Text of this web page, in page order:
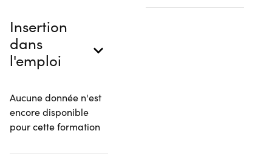
Insertion
dans
l'emploi
Aucune donnée n'est
encore disponible
pour cette formation